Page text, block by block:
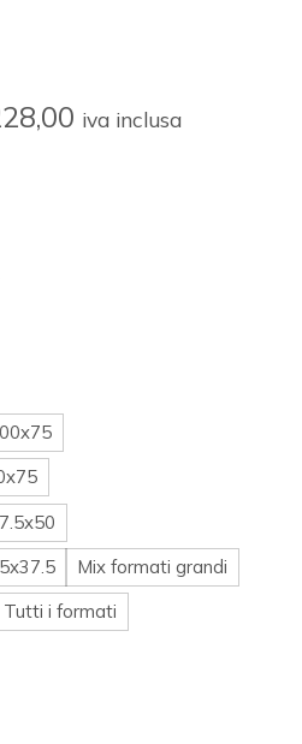
iva inclusa
Mix formati grandi
Tutti i formati